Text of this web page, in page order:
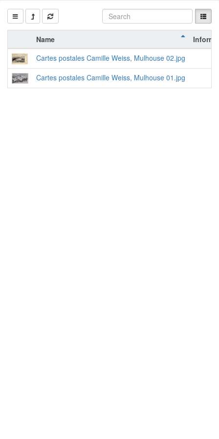
Name
Cartes postales Camille Weiss, Mulhouse 02.jpg
Cartes postales Camille Weiss, Mulhouse 01.jpg